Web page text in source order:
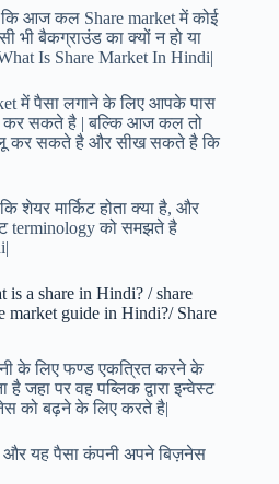
आज कल Share market में कोई
भी बैकग्राउंड का क्यों न हो या
Is Share Market In Hindi|
में पैसा लगाने के लिए आपके पास
कर सकते है | बल्कि आज कल तो
कर सकते है और सीख सकते है कि
मार्किट होता क्या है, और
terminology को समझते है
is a share in Hindi? / share
market guide in Hindi?/ Share
के लिए फण्ड एकत्रित करने के
जहा पर वह पब्लिक द्वारा इन्वेस्ट
को बढ़ने के लिए करते है|
और यह पैसा कंपनी अपने बिज़नेस